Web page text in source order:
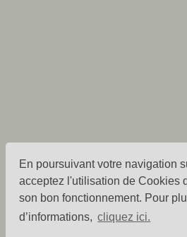
En poursuivant votre navigation
acceptez l'utilisation de Cookies
son bon fonctionnement. Pour
d’informations, cliquez ici.